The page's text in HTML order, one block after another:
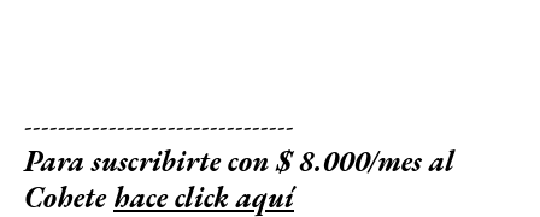
--------------------------------
Para suscribirte con $ 8.000/mes al
Cohetehace click aquí